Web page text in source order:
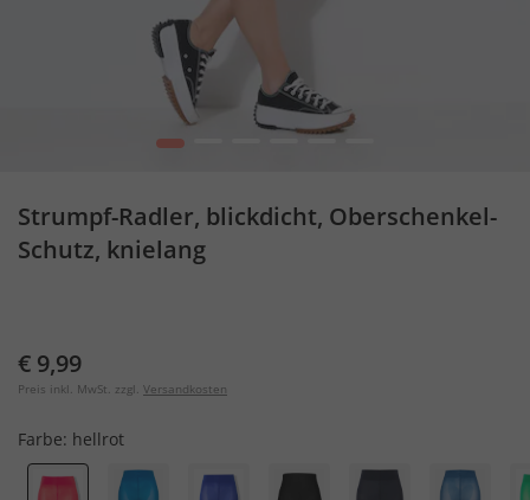
1
Strumpf-Radler, blickdicht, Oberschenkel-
Schutz, knielang
€ 9,99
Preis inkl. MwSt. zzgl. Versandkosten
Farbe: hellrot